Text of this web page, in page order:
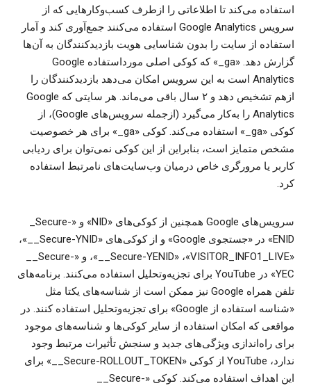
استفاده می‌کند تا اطلاعاتی را ازطرف کسب‌وکارهایی که از
سرویس Google Analytics استفاده می‌کنند جمع‌آوری کند و آمار
استفاده از سایت را بدون شناسایی هویت بازدیدکنندگان به آن‌ها
گزارش دهد. «‎_ga» که کوکی اصلی مورداستفاده Google
Analytics است به این سرویس امکان می‌دهد بازدیدکنندگان را
ازهم تشخیص دهد و ۲ سال باقی می‌ماند. هر سایتی که Google
Analytics را به‌کار می‌گیرد (ازجمله سرویس‌های Google)، از
کوکی «‎_ga» استفاده می‌کند. کوکی «‎_ga» برای هر خصوصیت
مشخص متمایز است، بنابراین از این کوکی نمی‌توان برای ردیابی
کاربر یا مرورگری خاص درمیان وب‌سایت‌های نامرتبط استفاده
کرد.
سرویس‌های Google همچنین از کوکی‌های «NID» و «‎_Secure-
ENID» در «جستجوی Google» و از کوکی‌های «‎__Secure-YNID»،‏
«VISITOR_INFO1_LIVE»،‏ «‎__Secure-YENID»، و «‎__Secure-
YEC» در YouTube برای تجزیه‌وتحلیل استفاده می‌کنند. برنامه‌های
تلفن همراه Google نیز ممکن است از شناسه‌های یکتا مثل
«شناسه استفاده از Google» برای تجزیه‌وتحلیل استفاده کنند. در
مواقعی که امکان استفاده از سایر کوکی‌ها و شناسه‌های موجود
برای راه‌اندازی ویژگی‌های جدید و سنجش تأثیرات مرتبط وجود
ندارد، YouTube از کوکی «‎__Secure-ROLLOUT_TOKEN» برای
این اهداف استفاده می‌کند. کوکی «‎__Secure-